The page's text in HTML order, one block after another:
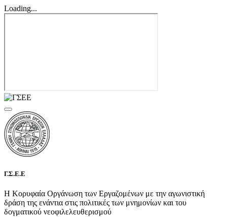
Loading...
Γ.Σ.Ε.Ε
Η Κορυφαία Οργάνωση των Εργαζομένων με την αγωνιστική
δράση της ενάντια στις πολιτικές των μνημονίων και του
δογματικού νεοφιλελευθερισμού